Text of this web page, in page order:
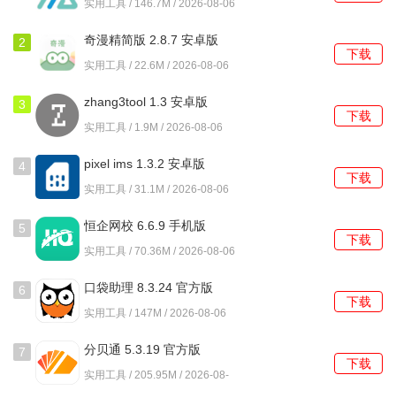
用户只需点击模拟自习室选项，应用会自动创建一个专注环
境，帮助您更好地学习。
实用工具 / 146.7M / 2026-08-06
2 奇漫精简版 2.8.7 安卓版
实用工具 / 22.6M / 2026-08-06
下载
3 zhang3tool 1.3 安卓版
实用工具 / 1.9M / 2026-08-06
下载
4 pixel ims 1.3.2 安卓版
实用工具 / 31.1M / 2026-08-06
下载
5 恒企网校 6.6.9 手机版
实用工具 / 70.36M / 2026-08-06
下载
6 口袋助理 8.3.24 官方版
实用工具 / 147M / 2026-08-06
下载
7 分贝通 5.3.19 官方版
实用工具 / 205.95M / 2026-08-
下载